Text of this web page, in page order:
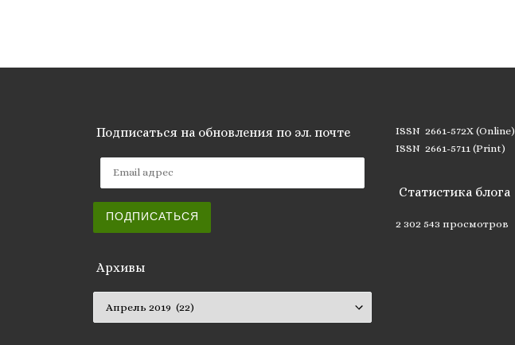
Подписаться на обновления по эл. почте
ПОДПИСАТЬСЯ
Архивы
ISSN 2661-572X (Online)
ISSN 2661-5711 (Print)
Статистика блога
2 302 543 просмотров